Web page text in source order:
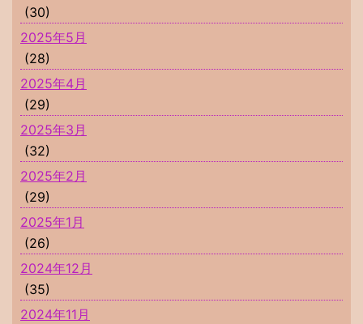
(30)
2025年5月
(28)
2025年4月
(29)
2025年3月
(32)
2025年2月
(29)
2025年1月
(26)
2024年12月
(35)
2024年11月